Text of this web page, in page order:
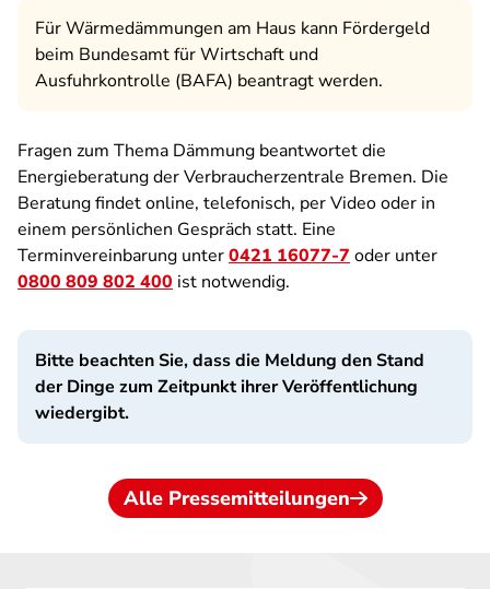
Für Wärmedämmungen am Haus kann Fördergeld
beim Bundesamt für Wirtschaft und
Ausfuhrkontrolle (BAFA) beantragt werden.
Fragen zum Thema Dämmung beantwortet die
Energieberatung der Verbraucherzentrale Bremen. Die
Beratung findet online, telefonisch, per Video oder in
einem persönlichen Gespräch statt. Eine
Terminvereinbarung unter0421 16077-7 oder unter
0800 809 802 400 ist notwendig.
Bitte beachten Sie, dass die Meldung den Stand
der Dinge zum Zeitpunkt ihrer Veröffentlichung
wiedergibt.
Alle Pressemitteilungen